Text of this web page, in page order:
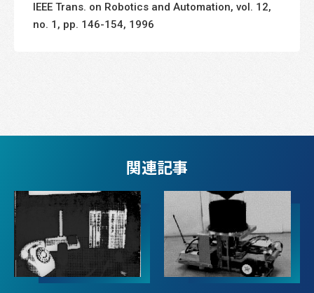
IEEE Trans. on Robotics and Automation, vol. 12,
no. 1, pp. 146-154, 1996
関連記事